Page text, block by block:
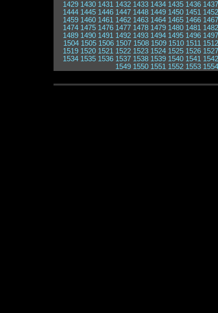
1429 1430 1431 1432 1433 1434 1435 1436 1437
1444 1445 1446 1447 1448 1449 1450 1451 1452
1459 1460 1461 1462 1463 1464 1465 1466 1467
1474 1475 1476 1477 1478 1479 1480 1481 1482
1489 1490 1491 1492 1493 1494 1495 1496 1497
1504 1505 1506 1507 1508 1509 1510 1511 1512
1519 1520 1521 1522 1523 1524 1525 1526 1527
1534 1535 1536 1537 1538 1539 1540 1541 1542
1549 1550 1551 1552 1553 1554